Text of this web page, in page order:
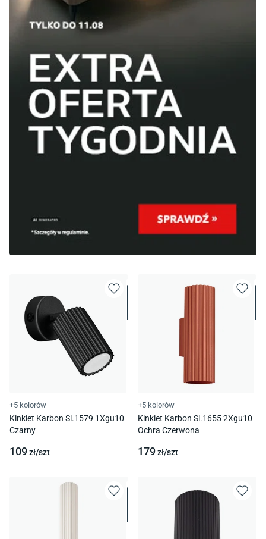
+5 kolorów
Kinkiet Karbon Sl.1579 1Xgu10
Czarny
109zł/szt
+5 kolorów
Kinkiet Karbon Sl.1655 2Xgu10
Ochra Czerwona
179zł/szt